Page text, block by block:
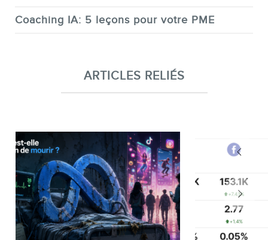
Coaching IA: 5 leçons pour votre PME
ARTICLES RELIÉS